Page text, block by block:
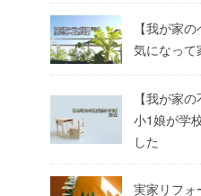
【我が家
気になって
【我が家
小1娘が学
した
実家リフ